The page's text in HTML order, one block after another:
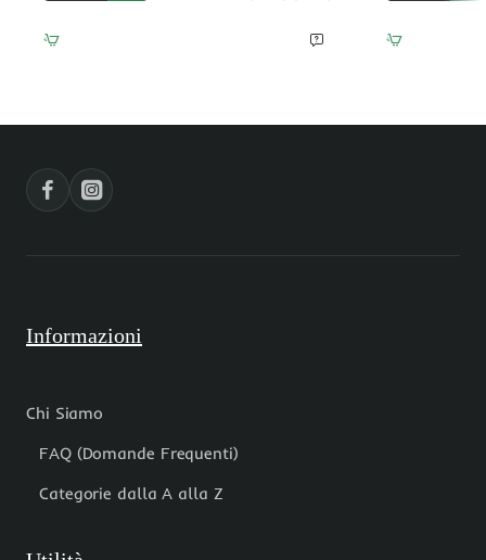
pallina
oro
50
pz
pallina
in
Informazioni
Chi Siamo
FAQ (Domande Frequenti)
Categorie dalla A alla Z